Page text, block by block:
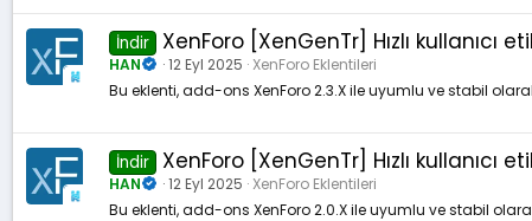
İndir XenForo [XenGenTr] Hızlı kullanıcı
HAN 12 Eyl 2025 XenForo Eklentileri
Bu eklenti, add-ons XenForo 2.3.X ile uyumlu ve stabil
İndir XenForo [XenGenTr] Hızlı kullanıcı
HAN 12 Eyl 2025 XenForo Eklentileri
Bu eklenti, add-ons XenForo 2.0.X ile uyumlu ve stabil